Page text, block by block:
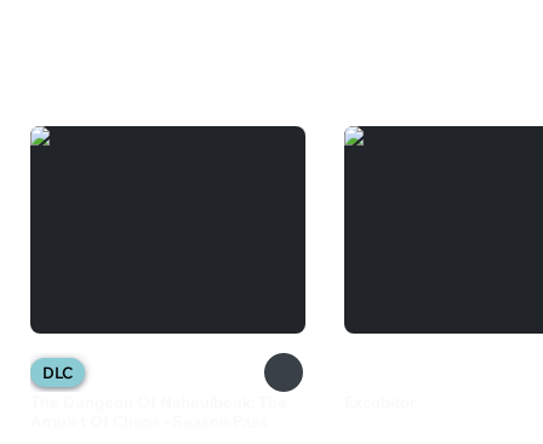
DLC